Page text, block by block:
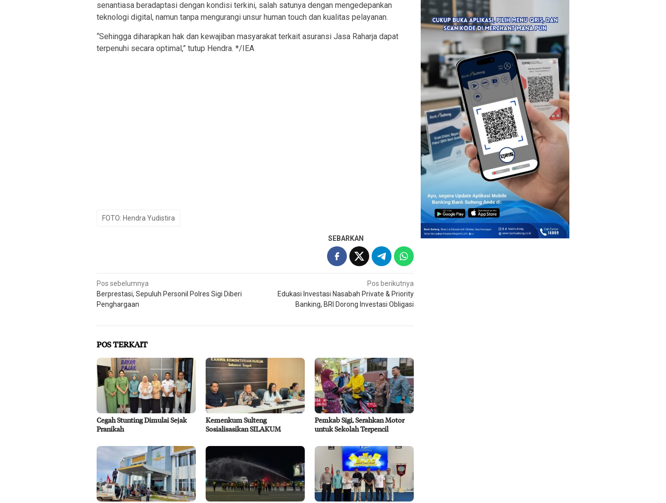
senantiasa beradaptasi dengan kondisi terkini, salah satunya dengan mengedepankan
teknologi digital, namun tanpa mengurangi unsur human touch dan kualitas pelayanan.
“Sehingga diharapkan hak dan kewajiban masyarakat terkait asuransi Jasa Raharja dapat
terpenuhi secara optimal,” tutup Hendra. */IEA
FOTO: Hendra Yudistira
SEBARKAN
Navigasi
pos
Pos sebelumnya
Berprestasi, Sepuluh Personil Polres Sigi Diberi
Penghargaan
Pos berikutnya
Edukasi Investasi Nasabah Private & Priority
Banking, BRI Dorong Investasi Obligasi
POS TERKAIT
Cegah Stunting Dimulai Sejak
Pranikah
Kemenkum Sulteng
Sosialisasikan SILAKUM
Pemkab Sigi, Serahkan Motor
untuk Sekolah Terpencil